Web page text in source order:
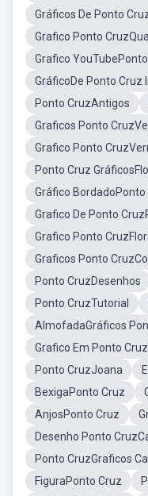
Gráficos De Ponto
Grafico Ponto
Grafico
GráficoDe Ponto Cruz
Ponto CruzAntigos
Graficos Ponto
Grafico Ponto
Ponto Cruz
Gráfico BordadoPonto
Grafico De Ponto
Grafico Ponto
Graficos Ponto
Ponto CruzDesenhos
Ponto CruzTutorial
AlmofadaGráficos
Grafico Em Ponto
Ponto CruzJoana
BexigaPonto Cruz
AnjosPonto Cruz
Desenho Ponto
Ponto CruzGraficos
FiguraPonto Cruz